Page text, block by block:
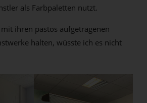
als Farbpaletten nutzt.
ihren pastos aufgetragenen
halten, wüsste ich es nicht